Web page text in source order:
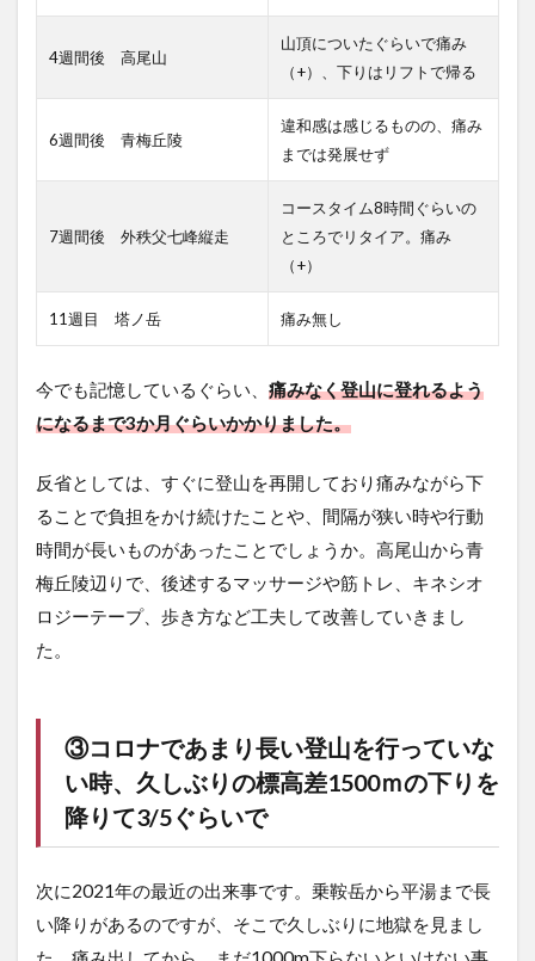
4週間後 高尾山
山頂についたぐらいで痛み
（+）、下りはリフトで帰る
6週間後 青梅丘陵
違和感は感じるものの、痛み
までは発展せず
7週間後 外秩父七峰縦走
コースタイム8時間ぐらいの
ところでリタイア。痛み
（+）
11週目 塔ノ岳 痛み無し
今でも記憶しているぐらい、 痛みなく登山に登れるよう
になるまで3か月ぐらいかかりました。
反省としては、すぐに登山を再開しており痛みながら下
ることで負担をかけ続けたことや、間隔が狭い時や行動
時間が長いものがあったことでしょうか。高尾山から青
梅丘陵辺りで、後述するマッサージや筋トレ、キネシオ
ロジーテープ、歩き方など工夫して改善していきまし
た。
③コロナであまり長い登山を行っていな
い時、久しぶりの標高差1500ｍの下りを
降りて3/5ぐらいで
次に2021年の最近の出来事です。乗鞍岳から平湯まで長
い降りがあるのですが、そこで久しぶりに地獄を見まし